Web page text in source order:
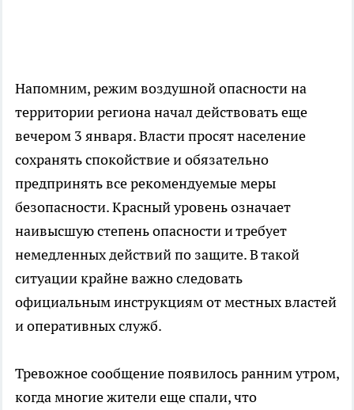
Напомним, режим воздушной опасности на
территории региона начал действовать еще
вечером 3 января. Власти просят население
сохранять спокойствие и обязательно
предпринять все рекомендуемые меры
безопасности. Красный уровень означает
наивысшую степень опасности и требует
немедленных действий по защите. В такой
ситуации крайне важно следовать
официальным инструкциям от местных властей
и оперативных служб.
Тревожное сообщение появилось ранним утром,
когда многие жители еще спали, что